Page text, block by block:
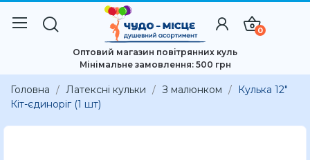
0
Оптовий магазин повітрянних куль
Мінімальне замовлення: 500 грн
Головна Латексні кульки З малюнком
Кулька 12"
Кіт-єдиноріг (1 шт)